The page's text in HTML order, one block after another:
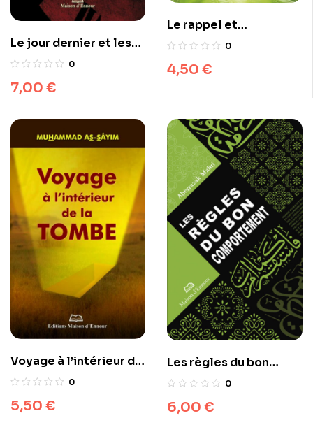
Le jour dernier et les
signes de la fin du
0
7,00 €
Le rappel et
l’invocation de Dieu
0
4,50 €
Voyage à l’intérieur de
la tombe 0
5,50 €
Les règles du bon
comportement
0
6,00 €